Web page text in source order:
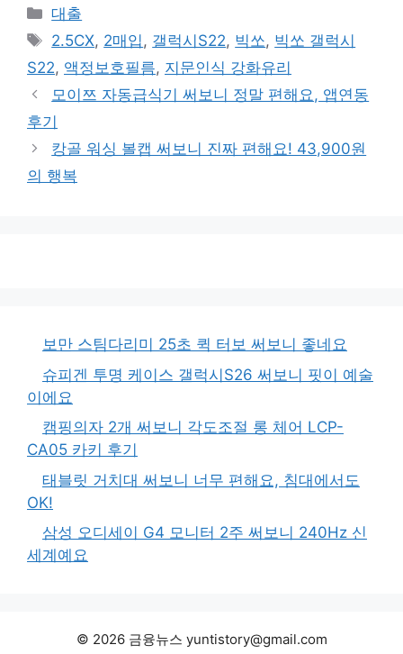
카
테
리
대출
태
그
2.5CX, 2매입, 갤럭시S22, 빅쏘, 빅쏘 갤럭시
S22, 액정보호필름, 지문인식 강화유리
모이쯔 자동급식기 써보니 정말 편해요, 앱연동
후기
캉골 워싱 볼캡 써보니 진짜 편해요! 43,900원
의 행복
보만 스팀다리미 25초 퀵 터보 써보니 좋네요
슈피겐 투명 케이스 갤럭시S26 써보니 핏이 예술
이에요
캠핑의자 2개 써보니 각도조절 롱 체어 LCP-
CA05 카키 후기
태블릿 거치대 써보니 너무 편해요, 침대에서도
OK!
삼성 오디세이 G4 모니터 2주 써보니 240Hz 신
세계예요
© 2026 금융뉴스 yuntistory@gmail.com